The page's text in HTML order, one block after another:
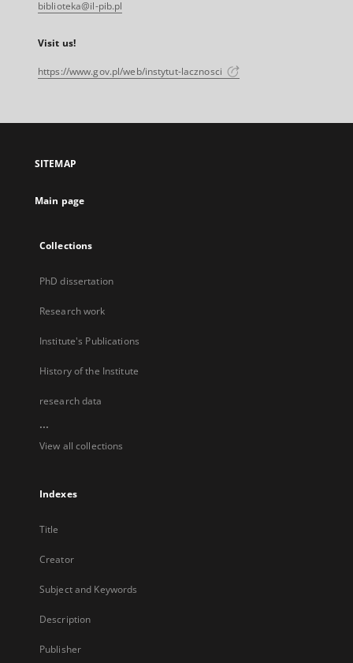
biblioteka@il-pib.pl
Visit us!
https://www.gov.pl/web/instytut-lacznosci
SITEMAP
Main page
Collections
PhD dissertation
Research work
Institute's Publications
History of the Institute
research data
...
View all collections
Indexes
Title
Creator
Subject and Keywords
Description
Publisher